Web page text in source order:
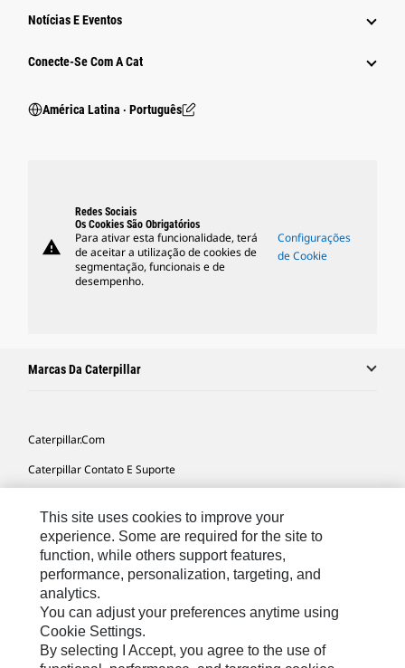
Notícias E Eventos
Conecte-Se Com A Cat
América Latina ‧ Português
warning
Redes Sociais
Os Cookies São Obrigatórios
Para ativar esta funcionalidade, terá
de aceitar a utilização de cookies de
segmentação, funcionais e de
desempenho.
Configurações
de Cookie
Marcas Da Caterpillar
Caterpillar.com
Caterpillar Contato E Suporte
Mapa Do Local
Cookie Settings
Legal
Privacidade
This site uses cookies to improve your
experience. Some are required for the site to
function, while others support features,
performance, personalization, targeting, and
analytics.
You can adjust your preferences anytime using
Cookie Settings.
By selecting I Accept, you agree to the use of